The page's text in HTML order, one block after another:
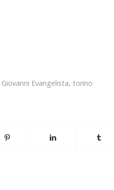
Giovanni Evangelista, torino